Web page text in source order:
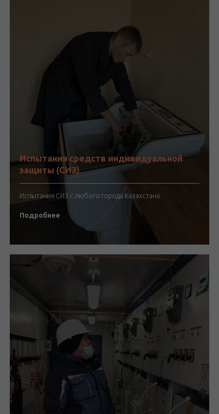
Испытания средств индивидуальной
защиты (СИЗ)
Испытания СИЗ с любого города Казахстана
Подробнее